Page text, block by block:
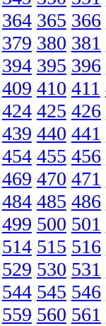
364 365 366
379 380 381
394 395 396
409 410 411
424 425 426
439 440 441
454 455 456
469 470 471
484 485 486
499 500 501
514 515 516
529 530 531
544 545 546
559 560 561